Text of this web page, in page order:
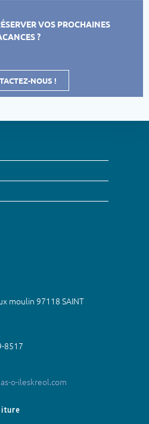
VOS PROCHAINES
?
NOUS !
moulin 97118 SAINT
8517
o-ileskreol.com